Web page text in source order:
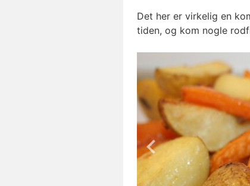
Det her er virkelig en
tiden, og kom nogle